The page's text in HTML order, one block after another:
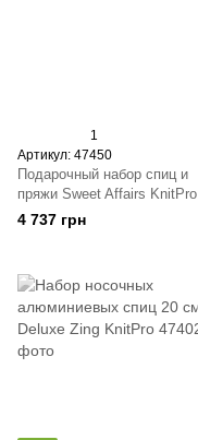
1
Артикул: 47450
Подарочный набор спиц и
пряжи Sweet Affairs KnitPro
4 737 грн